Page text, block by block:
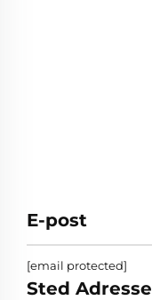
E-post
[email protected]
Sted Adresse